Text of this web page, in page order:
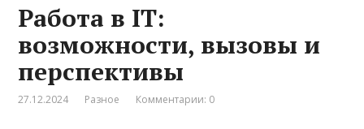
Работа в IT:
возможности, вызовы и
перспективы
27.12.2024 Разное Комментарии: 0